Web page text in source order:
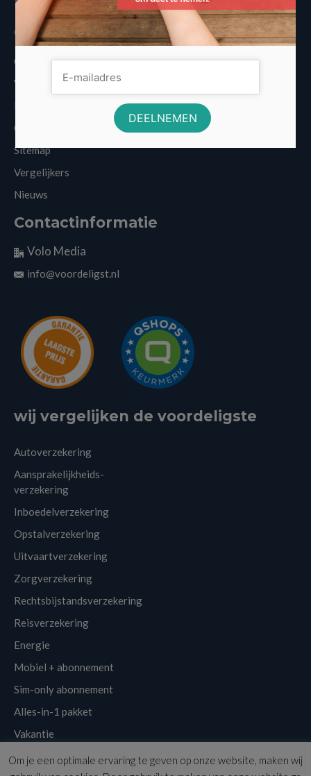
Overige informatie
Over Voordeligst.nl
Veelgestelde vragen
Disclaimer
Cookies
Sitemap
Vergelijkers
Nieuws
Contactinformatie
Volo Media
info@voordeligst.nl
wij vergelijken de voordeligste
Autoverzekering
Aansprakelijkheids-
verzekering
Inboedelverzekering
Opstalverzekering
Uitvaartverzekering
Zorgverzekering
Rechtsbijstandsverzekering
Reisverzekering
Energie
Mobiel + abonnement
Sim-only abonnement
Alles-in-1 pakket
Vakantie
Klantenservice Links Disclaimer Sitemap
Om je een optimale ervaring te geven op onze website, maken wij